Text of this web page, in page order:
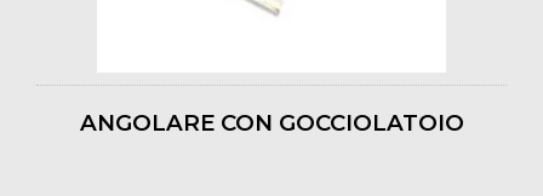
ANGOLARE CON GOCCIOLATOIO